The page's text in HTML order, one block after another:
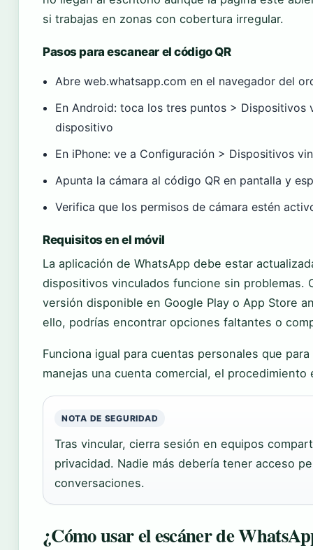
si trabajas en zonas con cobertura irregular.
Pasos para escanear el código QR
Abre web.whatsapp.com en el navegador del
En Android: toca los tres puntos > Dispositivos
dispositivo
En iPhone: ve a Configuración > Dispositivos
Apunta la cámara al código QR en pantalla y
Verifica que los permisos de cámara estén
Requisitos en el móvil
La aplicación de WhatsApp debe estar
dispositivos vinculados funcione sin problemas.
versión disponible en Google Play o App Store
ello, podrías encontrar opciones faltantes o
Funciona igual para cuentas personales que para
manejas una cuenta comercial, el procedimiento
NOTA DE SEGURIDAD
Tras vincular, cierra sesión en equipos
privacidad. Nadie más debería tener acceso
conversaciones.
¿Cómo usar el escáner de